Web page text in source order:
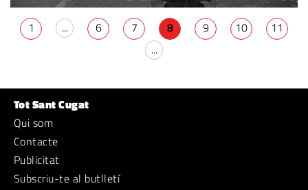
1 ... 6 7 8 9 10
11
...
Tot Sant Cugat
Qui som
Contacte
Publicitat
Subscriu-te al butlletí